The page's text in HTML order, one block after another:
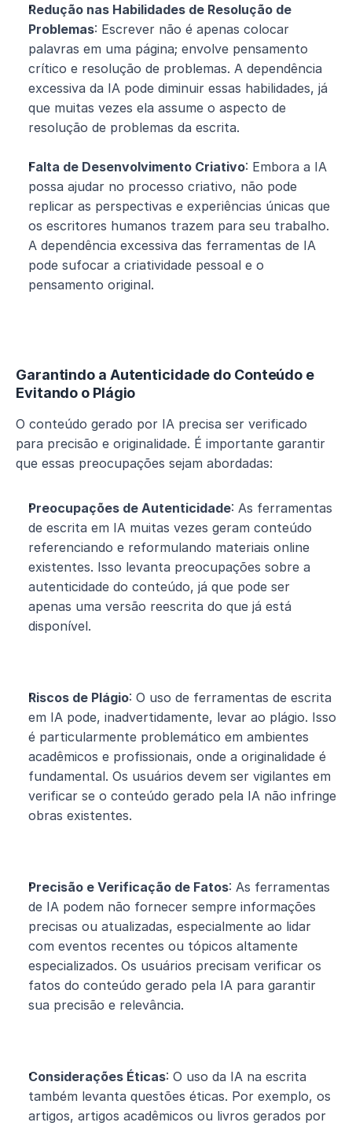
Redução nas Habilidades de Resolução de
Problemas: Escrever não é apenas colocar
palavras em uma página; envolve pensamento
crítico e resolução de problemas. A dependência
excessiva da IA pode diminuir essas habilidades, já
que muitas vezes ela assume o aspecto de
resolução de problemas da escrita.
Falta de Desenvolvimento Criativo: Embora a IA
possa ajudar no processo criativo, não pode
replicar as perspectivas e experiências únicas que
os escritores humanos trazem para seu trabalho.
A dependência excessiva das ferramentas de IA
pode sufocar a criatividade pessoal e o
pensamento original.
Garantindo a Autenticidade do Conteúdo e
Evitando o Plágio
O conteúdo gerado por IA precisa ser verificado
para precisão e originalidade. É importante garantir
que essas preocupações sejam abordadas:
Preocupações de Autenticidade: As ferramentas
de escrita em IA muitas vezes geram conteúdo
referenciando e reformulando materiais online
existentes. Isso levanta preocupações sobre a
autenticidade do conteúdo, já que pode ser
apenas uma versão reescrita do que já está
disponível.
Riscos de Plágio: O uso de ferramentas de escrita
em IA pode, inadvertidamente, levar ao plágio. Isso
é particularmente problemático em ambientes
acadêmicos e profissionais, onde a originalidade é
fundamental. Os usuários devem ser vigilantes em
verificar se o conteúdo gerado pela IA não infringe
obras existentes.
Precisão e Verificação de Fatos: As ferramentas
de IA podem não fornecer sempre informações
precisas ou atualizadas, especialmente ao lidar
com eventos recentes ou tópicos altamente
especializados. Os usuários precisam verificar os
fatos do conteúdo gerado pela IA para garantir
sua precisão e relevância.
Considerações Éticas: O uso da IA na escrita
também levanta questões éticas. Por exemplo, os
artigos, artigos acadêmicos ou livros gerados por